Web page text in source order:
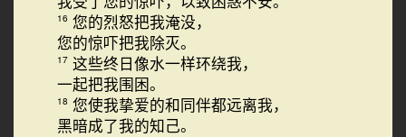
16 您的烈怒把我淹没，
您的惊吓把我除灭。
17 这些终日像水一样环绕我，
一起把我围困。
18 您使我挚爱的和同伴都远离我，
黑暗成了我的知己。